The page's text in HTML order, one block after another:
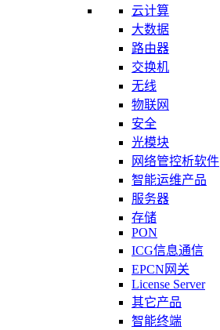
云计算
大数据
路由器
交换机
无线
物联网
安全
光模块
网络管控析软件
智能运维产品
服务器
存储
PON
ICG信息通信
EPCN网关
License Server
其它产品
智能终端